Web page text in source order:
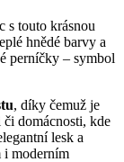
s touto krásnou
hnědé barvy a
perníčky – symbol
, díky čemuž je
domácnosti, kde
lesk a
i moderním